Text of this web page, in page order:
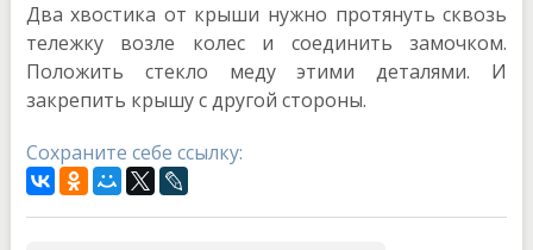
Два хвостика от крыши нужно протянуть сквозь
тележку возле колес и соединить замочком.
Положить стекло меду этими деталями. И
закрепить крышу с другой стороны.
Сохраните себе ссылку: